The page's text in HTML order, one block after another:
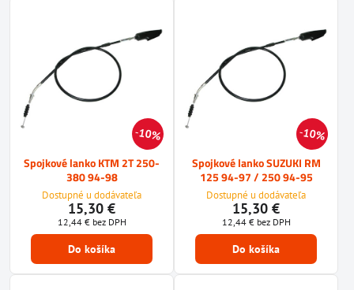
10%
Spojkové lanko KTM 2T 250-
380 94-98
Dostupné u dodávateľa
15,30 €
12,44 € bez DPH
Do košíka
10%
Spojkové lanko SUZUKI RM
125 94-97 / 250 94-95
Dostupné u dodávateľa
15,30 €
12,44 € bez DPH
Do košíka